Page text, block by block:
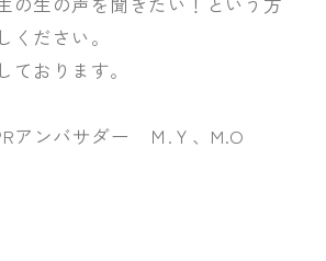
ください。
ております。
アンバサダー Ｍ.Ｙ、M.O